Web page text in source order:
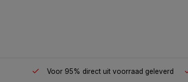
Voor 95% direct uit voorraad geleverd